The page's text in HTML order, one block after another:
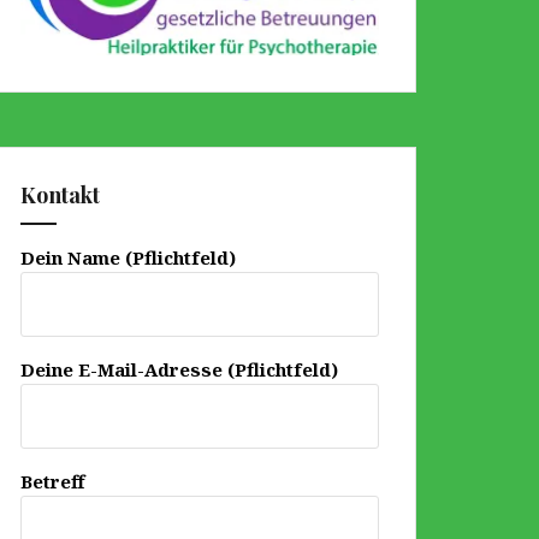
Kontakt
Dein Name (Pflichtfeld)
Deine E-Mail-Adresse (Pflichtfeld)
Betreff